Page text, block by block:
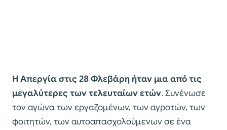
Η Απεργία στις 28 Φλεβάρη ήταν μια από τις
μεγαλύτερες των τελευταίων ετών. Συνένωσε
τον αγώνα των εργαζομένων, των αγροτών, των
φοιτητών, των αυτοαπασχολούμενων σε ένα